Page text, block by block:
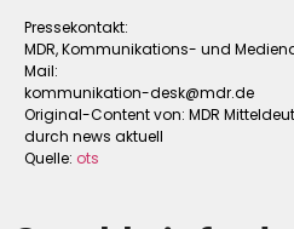
Pressekontakt:
MDR, Kommunikations- und
Mail:
kommunikation-desk@mdr.de
Original-Content von: MDR
durch news aktuell
Quelle: ots